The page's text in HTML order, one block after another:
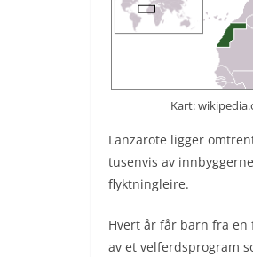
Kart:
Lanzarote ligger
tusenvis av
flyktningleire.
Hvert år får barn fra en
av et velferdsprogram